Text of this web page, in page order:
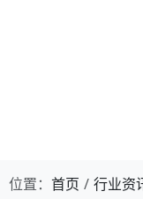
位置： 首页 行业资